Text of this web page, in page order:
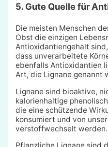
5. Gute Quelle für
Die meisten Menschen
Obst die einzigen
Antioxidantiengehalt
dass unverarbeitete
ebenfalls Antioxidantien
Art, die Lignane genannt
Lignane sind bioaktive,
kalorienhaltige
die eine schützende
konsumiert und von
verstoffwechselt werden.